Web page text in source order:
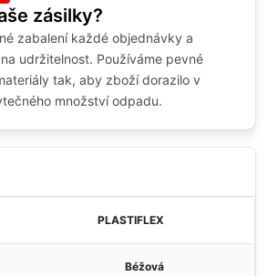
zásilky?
zabalení každé objednávky a
udržitelnost. Používáme pevné
tak, aby zboží dorazilo v
množství odpadu.
PLASTIFLEX
Béžová